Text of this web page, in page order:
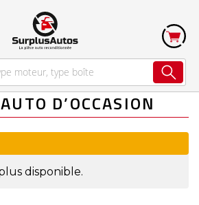
D’OCCASION
disponible.